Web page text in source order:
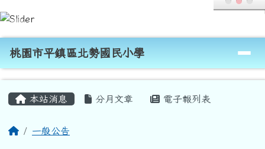
跳至主內容區
桃園市平鎮區北勢國民小學
導覽列
桃園市平鎮區北勢國民小學
本站消息 分月文章 電子報列表
回首頁一般公告